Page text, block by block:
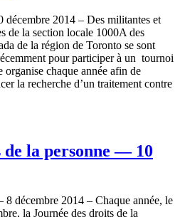
décembre 2014 – Des militantes et
de la section locale 1000A des
de la région de Toronto se sont
pour participer à un tournoi
chaque année afin de
la recherche d’un traitement contre
de la personne — 10
8 décembre 2014 – Chaque année, le
la Journée des droits de la